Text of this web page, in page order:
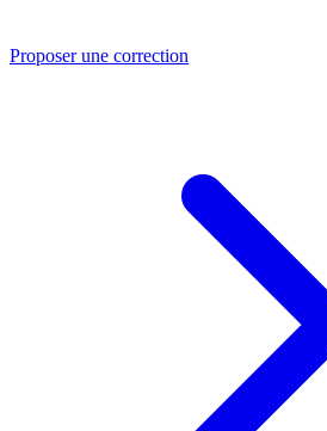
Proposer une correction